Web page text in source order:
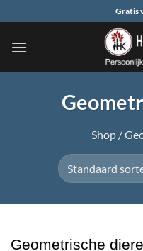
naar
inhoud
Gratis
Shop /
Geometrische